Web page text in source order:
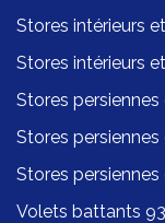
Stores intérieurs
Stores intérieurs
Stores
Stores
Stores persiennes
Volets battants 93